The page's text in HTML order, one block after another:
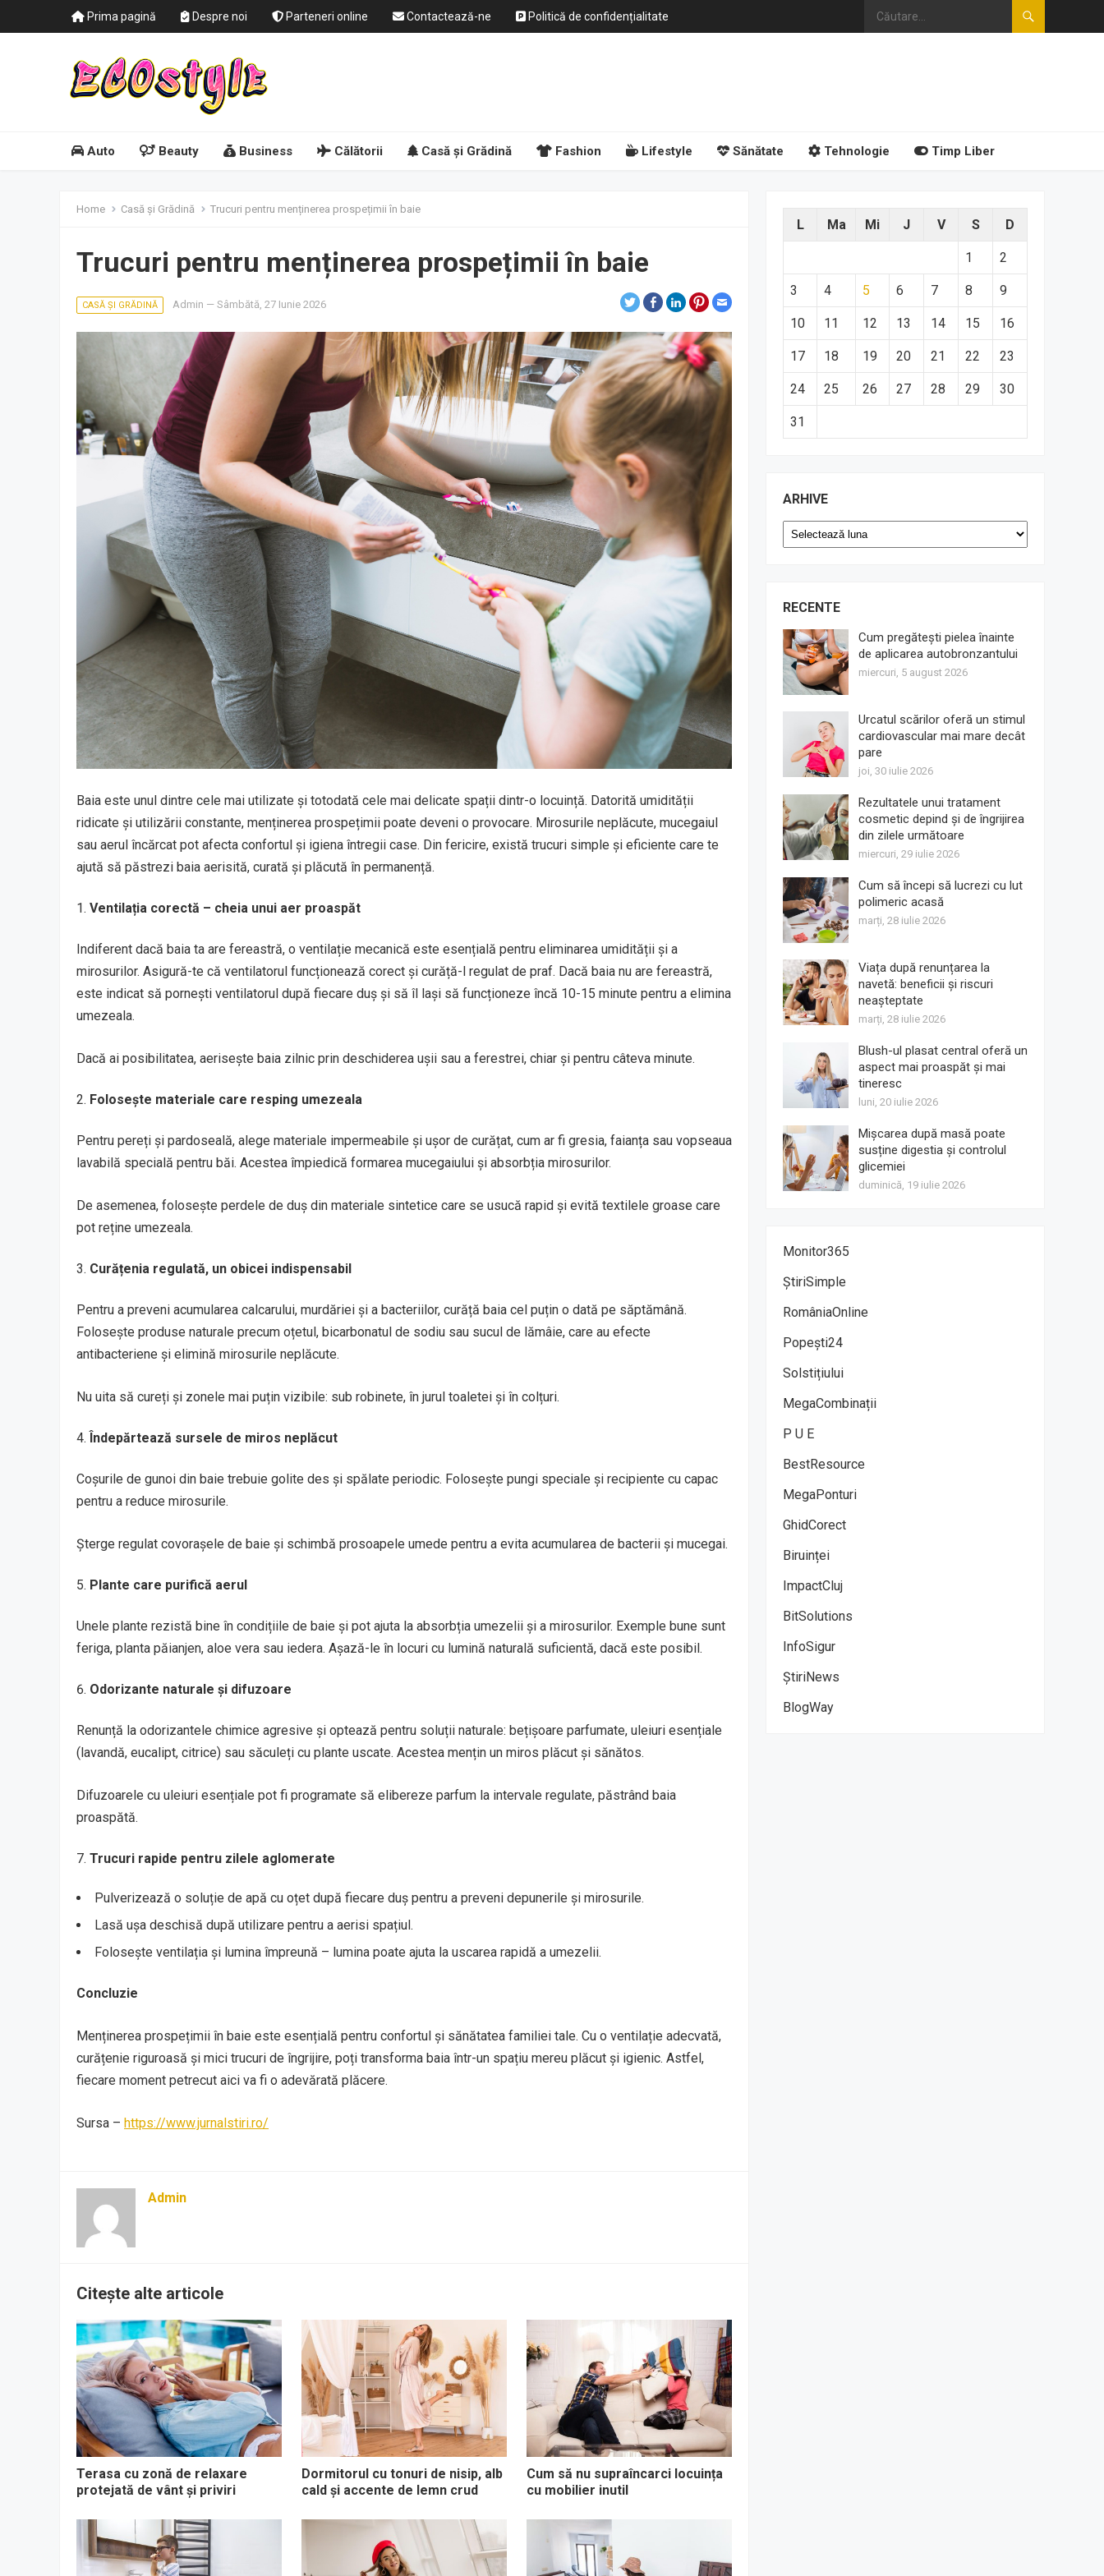
Prima pagină Despre noi Parteneri online Contactează-ne Politică de confidențialitate
Auto Beauty Business Călătorii Casă și Grădină Fashion Lifestyle Sănătate Tehnologie Timp Liber
Home Casă și Grădină Trucuri pentru menținerea prospețimii în baie
Trucuri pentru menținerea prospețimii în baie
CASĂ ȘI GRĂDINĂ Admin — Sâmbătă, 27 Iunie 2026
Baia este unul dintre cele mai utilizate și totodată cele mai delicate spații dintr-o locuință. Datorită umidității
ridicate și utilizării constante, menținerea prospețimii poate deveni o provocare. Mirosurile neplăcute, mucegaiul
sau aerul încărcat pot afecta confortul și igiena întregii case. Din fericire, există trucuri simple și eficiente care te
ajută să păstrezi baia aerisită, curată și plăcută în permanență.
Ventilația corectă – cheia unui aer proaspăt
Indiferent dacă baia ta are fereastră, o ventilație mecanică este esențială pentru eliminarea umidității și a
mirosurilor. Asigură-te că ventilatorul funcționează corect și curăță-l regulat de praf. Dacă baia nu are fereastră,
este indicat să pornești ventilatorul după fiecare duș și să îl lași să funcționeze încă 10-15 minute pentru a elimina
umezeala.
Dacă ai posibilitatea, aerisește baia zilnic prin deschiderea ușii sau a ferestrei, chiar și pentru câteva minute.
Folosește materiale care resping umezeala
Pentru pereți și pardoseală, alege materiale impermeabile și ușor de curățat, cum ar fi gresia, faianța sau vopseaua
lavabilă specială pentru băi. Acestea împiedică formarea mucegaiului și absorbția mirosurilor.
De asemenea, folosește perdele de duș din materiale sintetice care se usucă rapid și evită textilele groase care
pot reține umezeala.
Curățenia regulată, un obicei indispensabil
Pentru a preveni acumularea calcarului, murdăriei și a bacteriilor, curăță baia cel puțin o dată pe săptămână.
Folosește produse naturale precum oțetul, bicarbonatul de sodiu sau sucul de lămâie, care au efecte
antibacteriene și elimină mirosurile neplăcute.
Nu uita să cureți și zonele mai puțin vizibile: sub robinete, în jurul toaletei și în colțuri.
Îndepărtează sursele de miros neplăcut
Coșurile de gunoi din baie trebuie golite des și spălate periodic. Folosește pungi speciale și recipiente cu capac
pentru a reduce mirosurile.
Șterge regulat covorașele de baie și schimbă prosoapele umede pentru a evita acumularea de bacterii și mucegai.
Plante care purifică aerul
Unele plante rezistă bine în condițiile de baie și pot ajuta la absorbția umezelii și a mirosurilor. Exemple bune sunt
feriga, planta păianjen, aloe vera sau iedera. Așază-le în locuri cu lumină naturală suficientă, dacă este posibil.
Odorizante naturale și difuzoare
Renunță la odorizantele chimice agresive și optează pentru soluții naturale: bețișoare parfumate, uleiuri esențiale
(lavandă, eucalipt, citrice) sau săculeți cu plante uscate. Acestea mențin un miros plăcut și sănătos.
Difuzoarele cu uleiuri esențiale pot fi programate să elibereze parfum la intervale regulate, păstrând baia
proaspătă.
Trucuri rapide pentru zilele aglomerate
Pulverizează o soluție de apă cu oțet după fiecare duș pentru a preveni depunerile și mirosurile.
Lasă ușa deschisă după utilizare pentru a aerisi spațiul.
Folosește ventilația și lumina împreună – lumina poate ajuta la uscarea rapidă a umezelii.
Concluzie
Menținerea prospețimii în baie este esențială pentru confortul și sănătatea familiei tale. Cu o ventilație adecvată,
curățenie riguroasă și mici trucuri de îngrijire, poți transforma baia într-un spațiu mereu plăcut și igienic. Astfel,
fiecare moment petrecut aici va fi o adevărată plăcere.
Sursa – https://www.jurnalstiri.ro/
Admin
Citește alte articole
Terasa cu zonă de relaxare
protejată de vânt și priviri
Dormitorul cu tonuri de nisip, alb
cald și accente de lemn crud
Cum să nu supraîncarci locuința
cu mobilier inutil
L Ma Mi J V S D
1 2
3 4 5 6 7 8 9
10 11 12 13 14 15 16
17 18 19 20 21 22 23
24 25 26 27 28 29 30
31
ARHIVE
Arhive
RECENTE
Cum pregătești pielea înainte
de aplicarea autobronzantului
miercuri, 5 august 2026
Urcatul scărilor oferă un stimul
cardiovascular mai mare decât
pare
joi, 30 iulie 2026
Rezultatele unui tratament
cosmetic depind și de îngrijirea
din zilele următoare
miercuri, 29 iulie 2026
Cum să începi să lucrezi cu lut
polimeric acasă
marți, 28 iulie 2026
Viața după renunțarea la
navetă: beneficii și riscuri
neașteptate
marți, 28 iulie 2026
Blush-ul plasat central oferă un
aspect mai proaspăt și mai
tineresc
luni, 20 iulie 2026
Mișcarea după masă poate
susține digestia și controlul
glicemiei
duminică, 19 iulie 2026
Monitor365
ȘtiriSimple
RomâniaOnline
Popești24
Solstițiului
MegaCombinații
P U E
BestResource
MegaPonturi
GhidCorect
Biruinței
ImpactCluj
BitSolutions
InfoSigur
ȘtiriNews
BlogWay